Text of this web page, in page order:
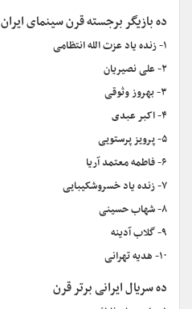
ده بازیگر برجسته قرن سینمای ایران
۱- زنده یاد عزت الله انتظامی
۲- علی نصیریان
۳- بهروز وثوقی
۴- اکبر عبدی
۵- پرویز پرستویی
۶- فاطمه معتمد آریا
۷- زنده یاد خسروشکیبایی
۸- شهاب حسینی
۹- گلاب آدینه
۱۰- هدیه تهرانی
ده سریال ایرانی برتر قرن